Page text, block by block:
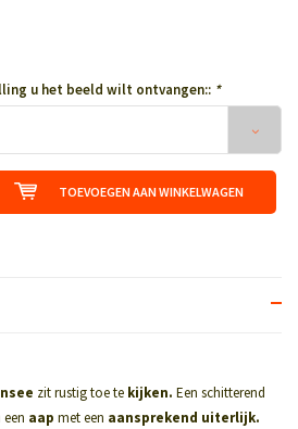
u het beeld wilt ontvangen:: *
TOEVOEGEN AAN WINKELWAGEN
zit rustig toe te kijken. Een schitterend
aap met een aansprekend uiterlijk.